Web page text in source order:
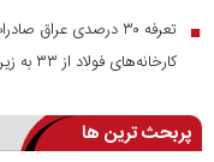
■
کارخانه‌های فولاد از ۳۳ به زیر ۱۰ درصد رسید
پربحث ترین ها